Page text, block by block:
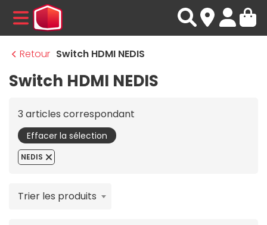
MENU
Retour Switch HDMI NEDIS
Switch HDMI NEDIS
3 articles correspondant
Effacer la sélection
NEDIS
Trier les produits